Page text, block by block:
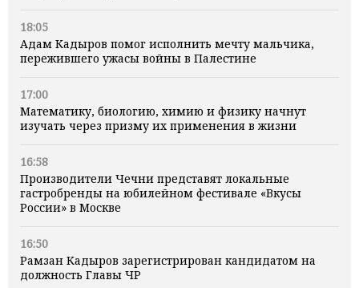
18:05
Адам Кадыров помог исполнить мечту мальчика,
пережившего ужасы войны в Палестине
17:00
Математику, биологию, химию и физику начнут
изучать через призму их применения в жизни
16:58
Производители Чечни представят локальные
гастробренды на юбилейном фестивале «Вкусы
России» в Москве
16:50
Рамзан Кадыров зарегистрирован кандидатом на
должность Главы ЧР